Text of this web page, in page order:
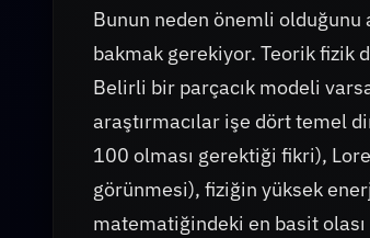
Bunun neden önemli olduğunu
bakmak gerekiyor. Teorik fizik
Belirli bir parçacık modeli
araştırmacılar işe dört temel
100 olması gerektiği fikri),
görünmesi), fiziğin yüksek
matematiğindeki en basit olası